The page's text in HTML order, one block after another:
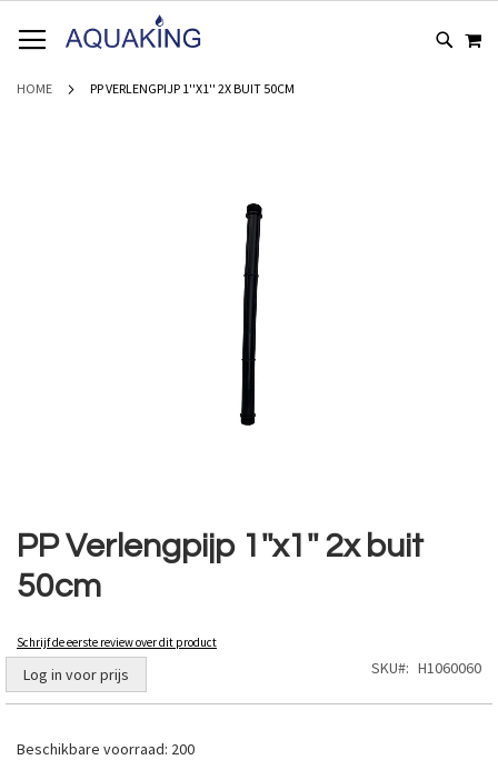
NAAR
DE
HOME PP VERLENGPIJP 1''X1'' 2X BUIT 50CM
PP Verlengpijp 1''x1'' 2x buit
50cm
Schrijf de eerste review over dit product
Log in voor prijs SKU H1060060
Beschikbare voorraad: 200
naar
het
begin
van
afbeeldingen-
gallerij